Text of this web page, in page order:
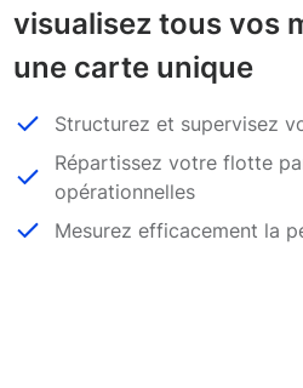
visualisez tous vos
une carte unique
Structurez et supervisez
Répartissez votre flotte
opérationnelles
Mesurez efficacement la